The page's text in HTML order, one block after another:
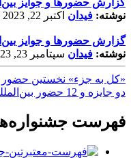
گزارش حضورها و جوایز
نوشته: فیدان اکتبر 22, 2023
گزارش حضورها و جوایز
نوشته: فیدان سپتامبر 23, 2023
«کل به جزء» نخستین حضور
دو جایزه و 12 حضور بین‌المللی دیگر برای «در باد می‌وزد»
فهرست